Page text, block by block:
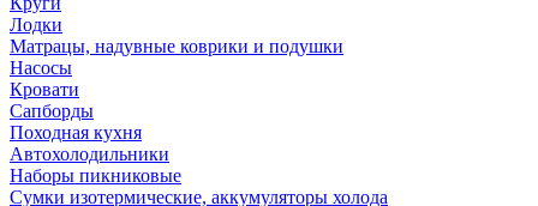
Лодки
Матрацы, надувные коврики и подушки
Насосы
Кровати
Сапборды
Походная кухня
Автохолодильники
Наборы пикниковые
Сумки изотермические, аккумуляторы холода